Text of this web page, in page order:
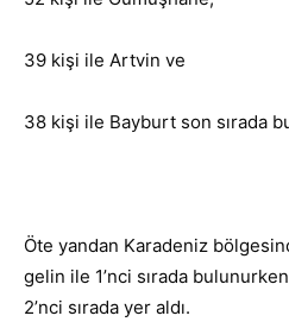
39 kişi ile Artvin ve
38 kişi ile Bayburt son sırada
Öte yandan Karadeniz
gelin ile 1’nci sırada
2’nci sırada yer aldı.